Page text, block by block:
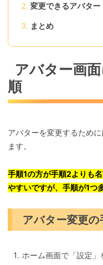
変更できるアバター
まとめ
アバター画
順
アバターを変更するため
ます。
手順1の方が手順2よりも
やすいですが、手順が1つ
アバター変更の
ホーム画面で「設定」